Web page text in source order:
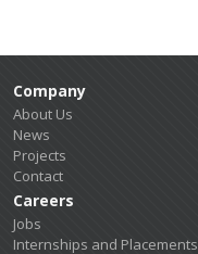
Company
About Us
News
Projects
Contact
Careers
Jobs
Internships and Placements